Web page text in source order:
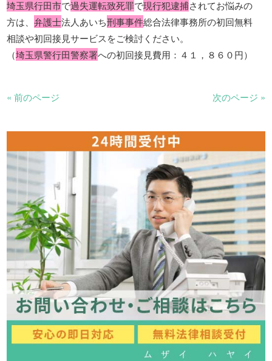
埼玉県行田市で過失運転致死罪で現行犯逮捕されてお悩みの
方は、弁護士法人あいち刑事事件総合法律事務所の初回無料
相談や初回接見サービスをご検討ください。
（埼玉県警行田警察署への初回接見費用：４１，８６０円）
« 前のページ 次のページ »